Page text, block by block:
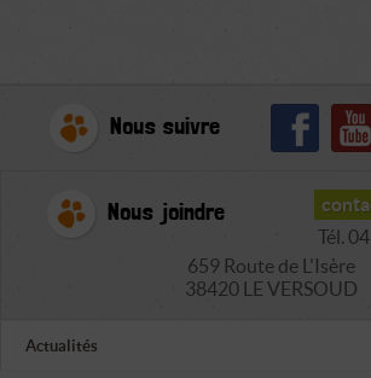
Nous suivre
Nous joindre
Tél.
659 Route de L'Isère
38420 LE VERSOUD
Actualités